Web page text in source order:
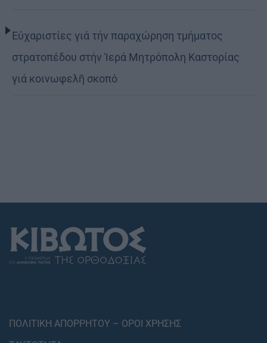
Εὐχαριστίες γιά τήν παραχώρηση τμήματος
στρατοπέδου στήν Ἱερά Μητρόπολη Καστορίας
γιά κοινωφελῆ σκοπό
ΠΟΛΙΤΙΚΗ ΑΠΟΡΡΗΤΟΥ – ΟΡΟΙ ΧΡΗΣΗΣ